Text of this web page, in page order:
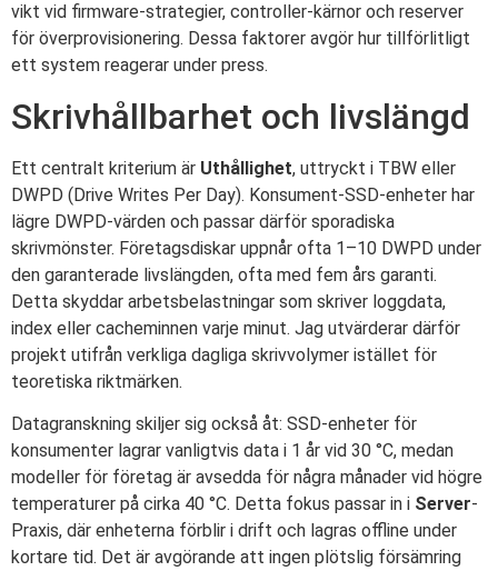
vikt vid firmware-strategier, controller-kärnor och reserver
för överprovisionering. Dessa faktorer avgör hur tillförlitligt
ett system reagerar under press.
Skrivhållbarhet och livslängd
Ett centralt kriterium är Uthållighet, uttryckt i TBW eller
DWPD (Drive Writes Per Day). Konsument-SSD-enheter har
lägre DWPD-värden och passar därför sporadiska
skrivmönster. Företagsdiskar uppnår ofta 1–10 DWPD under
den garanterade livslängden, ofta med fem års garanti.
Detta skyddar arbetsbelastningar som skriver loggdata,
index eller cacheminnen varje minut. Jag utvärderar därför
projekt utifrån verkliga dagliga skrivvolymer istället för
teoretiska riktmärken.
Datagranskning skiljer sig också åt: SSD-enheter för
konsumenter lagrar vanligtvis data i 1 år vid 30 °C, medan
modeller för företag är avsedda för några månader vid högre
temperaturer på cirka 40 °C. Detta fokus passar in i Server-
Praxis, där enheterna förblir i drift och lagras offline under
kortare tid. Det är avgörande att ingen plötslig försämring